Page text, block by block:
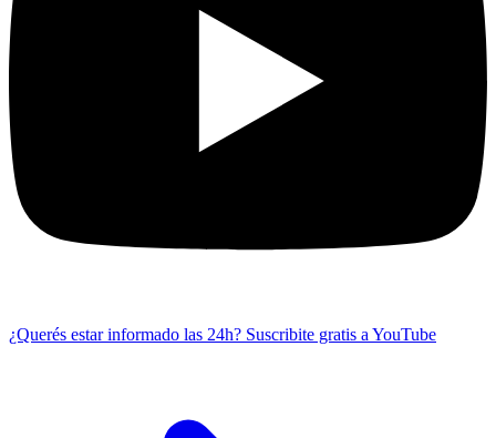
¿Querés estar informado las 24h? Suscribite gratis a YouTube